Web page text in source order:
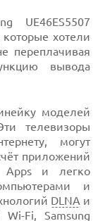
UE46ES5507
хотели
переплачивая
вывода
моделей
телевизоры
могут
приложений
Apps и легко
и
DLNA и
Fi, Samsung